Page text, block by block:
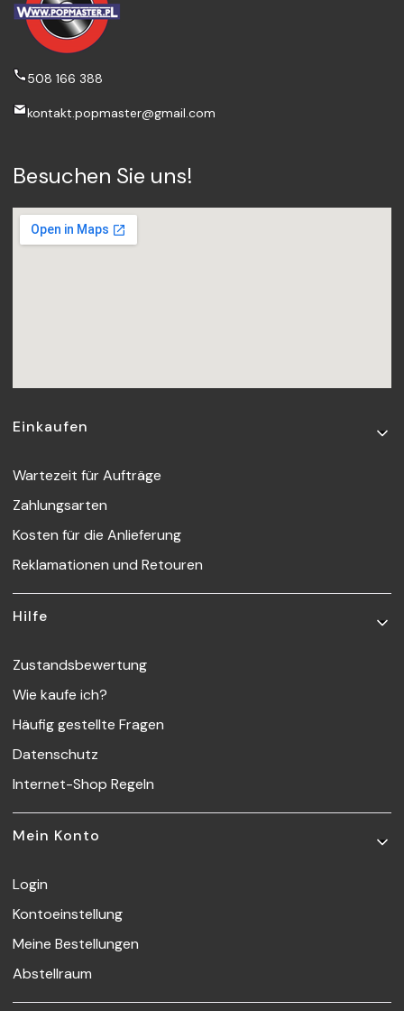
508 166 388
kontakt.popmaster@gmail.com
Besuchen Sie uns!
Fußzeilenmenü
Einkaufen
Wartezeit für Aufträge
Zahlungsarten
Kosten für die Anlieferung
Reklamationen und Retouren
Hilfe
Zustandsbewertung
Wie kaufe ich?
Häufig gestellte Fragen
Datenschutz
Internet-Shop Regeln
Mein Konto
Login
Kontoeinstellung
Meine Bestellungen
Abstellraum